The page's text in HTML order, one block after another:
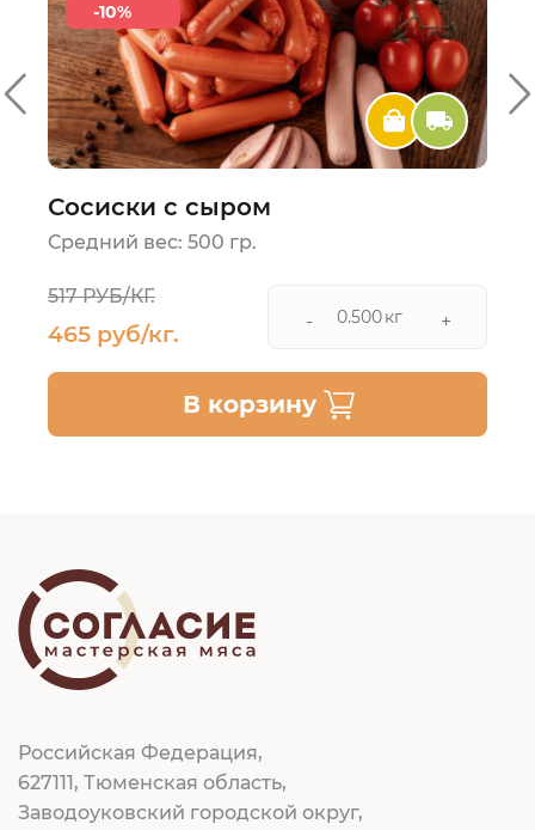
-10%
Сосиски с сыром
Средний вес: 500 гр.
517 РУБ/КГ.
465 руб/кг. - кг +
В корзину
Российская Федерация,
627111, Тюменская область,
Заводоуковский городской округ,